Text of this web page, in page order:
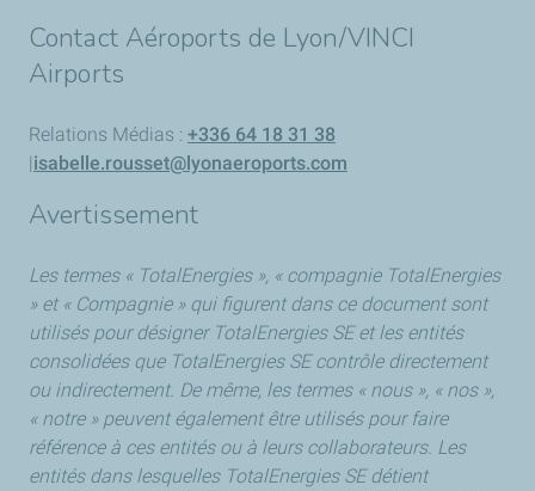
Contact Aéroports de Lyon/VINCI
Airports
Relations Médias : +336 64 18 31 38
|isabelle.rousset@lyonaeroports.com
Avertissement
Les termes « TotalEnergies », « compagnie TotalEnergies
» et « Compagnie » qui figurent dans ce document sont
utilisés pour désigner TotalEnergies SE et les entités
consolidées que TotalEnergies SE contrôle directement
ou indirectement. De même, les termes « nous », « nos »,
« notre » peuvent également être utilisés pour faire
référence à ces entités ou à leurs collaborateurs. Les
entités dans lesquelles TotalEnergies SE détient